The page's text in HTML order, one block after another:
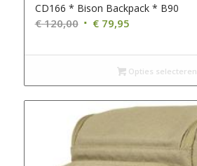
CD166 * Bison Backpack * B90
€120,00 Oorspronkelijke
was:
€ 120,00.
€79,95Huidige
is:
€ 79,95.
Opties selecteren